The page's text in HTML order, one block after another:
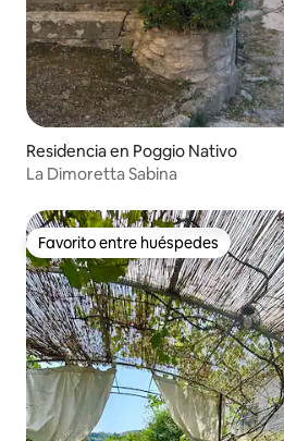
Residencia en Poggio Nativo
La Dimoretta Sabina
Favorito entre huéspedes
Favorito entre huéspedes